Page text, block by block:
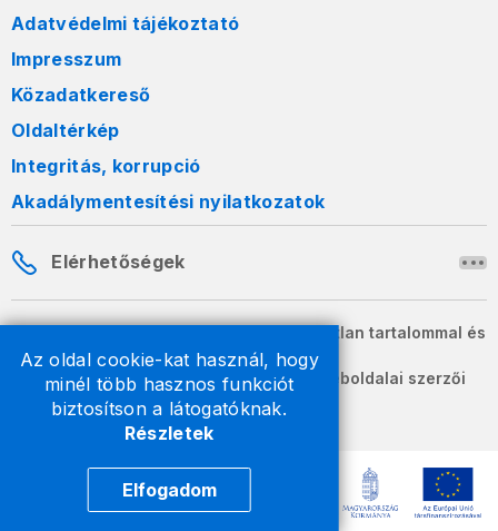
Az oldal cookie-kat használ, hogy
minél több hasznos funkciót
biztosítson a látogatóknak.
Részletek
Elfogadom
Adatvédelmi tájékoztató
Impresszum
Közadatkereső
Oldaltérkép
Integritás, korrupció
Akadálymentesítési nyilatkozatok
Elérhetőségek
A honlapon szereplő információk változatlan tartalommal és
formában szabadon terjeszthetők.
2026 © A Nemzeti Adó- és Vámhivatal weboldalai szerzői
jogvédelem alatt állnak.